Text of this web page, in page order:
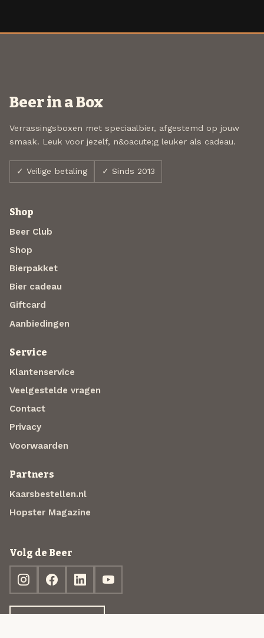
Beer in a Box
Verrassingsboxen met speciaalbier, afgestemd op jouw
smaak. Leuk voor jezelf, n&oacute;g leuker als cadeau.
✓ Veilige betaling ✓ Sinds 2013
Shop
Beer Club
Shop
Bierpakket
Bier cadeau
Giftcard
Aanbiedingen
Service
Klantenservice
Veelgestelde vragen
Contact
Privacy
Voorwaarden
Partners
Kaarsbestellen.nl
Hopster Magazine
Volg de Beer